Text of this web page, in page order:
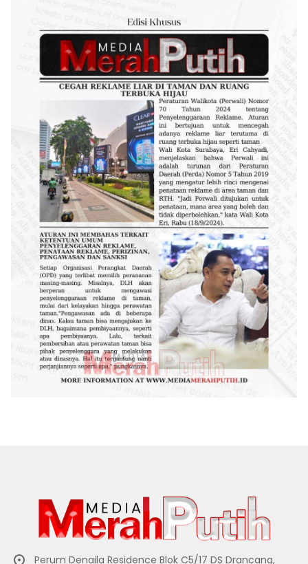
Perum Denaila Residence Blok C5/17 DS Drancang,